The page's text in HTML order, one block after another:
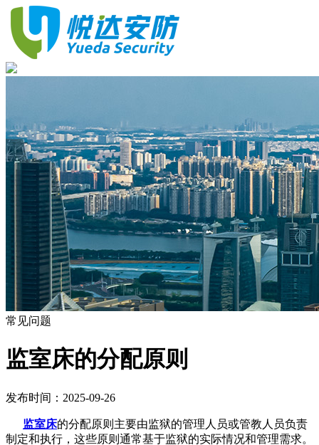
常见问题
​监室床的分配原则
发布时间：2025-09-26
监室床的分配原则主要由监狱的管理人员或管教人员负责
制定和执行，这些原则通常基于监狱的实际情况和管理需求。